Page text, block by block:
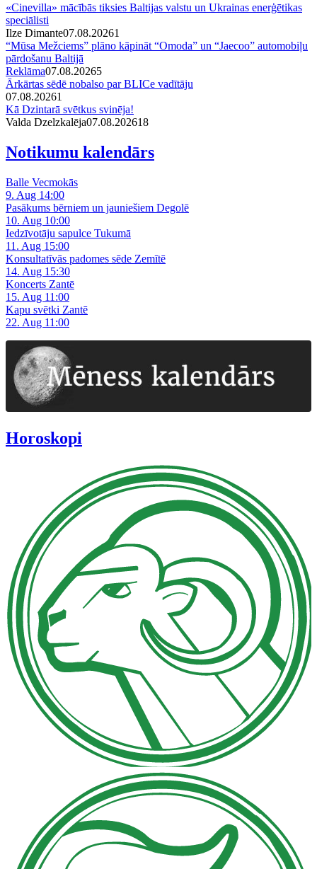
«Cinevilla» mācībās tiksies Baltijas valstu un Ukrainas enerģētikas
speciālisti
Ilze Dimante07.08.20261
“Mūsa Mežciems” plāno kāpināt “Omoda” un “Jaecoo” automobiļu
pārdošanu Baltijā
Reklāma07.08.20265
Ārkārtas sēdē nobalso par BLICe vadītāju
07.08.20261
Kā Dzintarā svētkus svinēja!
Valda Dzelzkalēja07.08.202618
Notikumu kalendārs
Balle Vecmokās
9. Aug 14:00
Pasākums bērniem un jauniešiem Degolē
10. Aug 10:00
Iedzīvotāju sapulce Tukumā
11. Aug 15:00
Konsultatīvās padomes sēde Zemītē
14. Aug 15:30
Koncerts Zantē
15. Aug 11:00
Kapu svētki Zantē
22. Aug 11:00
Horoskopi